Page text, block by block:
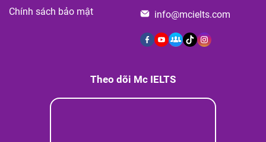
Chính sách bảo mật
info@mcielts.com
Theo dõi Mc IELTS